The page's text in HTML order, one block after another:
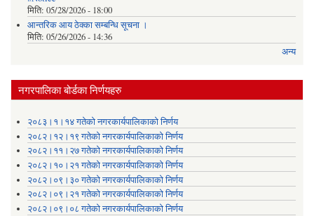
मिति: 05/28/2026 - 18:00
आन्तरिक आय ठेक्का सम्बन्धि सूचना ।
मिति: 05/26/2026 - 14:36
अन्य
नगरपालिका बोर्डका निर्णयहरु
२०८३।१।१४ गतेको नगरकार्यपालिकाको निर्णय
२०८२।१२।१९ गतेको नगरकार्यपालिकाको निर्णय
२०८२।११।२७ गतेको नगरकार्यपालिकाको निर्णय
२०८२।१०।२१ गतेको नगरकार्यपालिकाको निर्णय
२०८२।०९।३० गतेको नगरकार्यपालिकाको निर्णय
२०८२।०९।२१ गतेको नगरकार्यपालिकाको निर्णय
२०८२।०९।०८ गतेको नगरकार्यपालिकाको निर्णय